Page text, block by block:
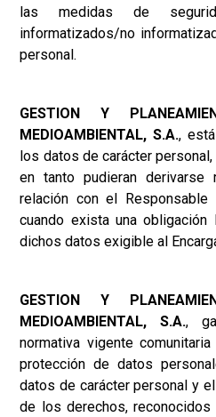
las medidas de
informatizados/no
personal.
GESTION Y
MEDIOAMBIENTAL, S.A.,
los datos de carácter
en tanto pudieran derivarse
relación con el
cuando exista una
dichos datos exigible al
GESTION Y
MEDIOAMBIENTAL, S.A.,
normativa vigente
protección de datos
datos de carácter personal y
de los derechos,